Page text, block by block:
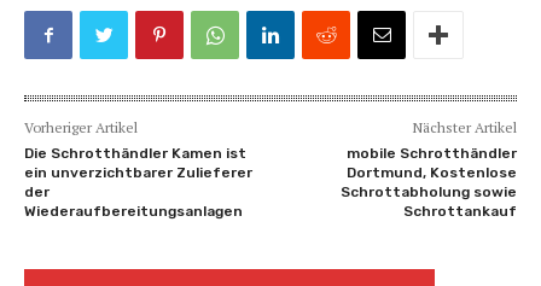
Vorheriger Artikel
Die Schrotthändler Kamen ist
ein unverzichtbarer Zulieferer
der
Wiederaufbereitungsanlagen
Nächster Artikel
mobile Schrotthändler
Dortmund, Kostenlose
Schrottabholung sowie
Schrottankauf